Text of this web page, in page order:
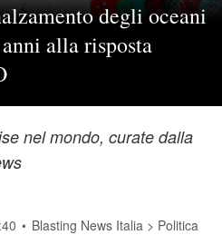
degli oceani
alla risposta
nel mondo, curate dalla
• Blasting News Italia > Politica